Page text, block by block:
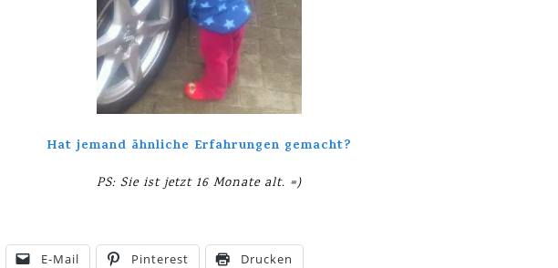
Hat jemand ähnliche Erfahrungen gemacht?
PS: Sie ist jetzt 16 Monate alt. =)
E-Mail Pinterest Drucken